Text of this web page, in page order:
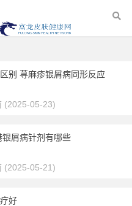
别 荨麻疹银屑病同形反应
(2025-05-23)
屑病针剂有哪些
(2025-05-21)
好